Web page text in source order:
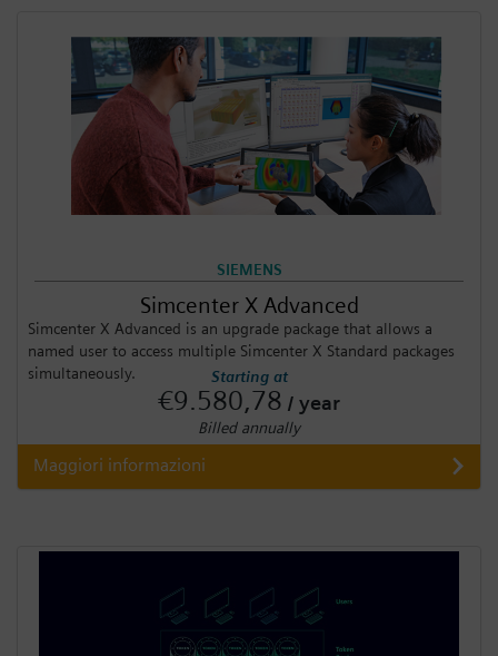
SIEMENS
Simcenter X Advanced
Simcenter X Advanced is an upgrade package that allows a
named user to access multiple Simcenter X Standard packages
simultaneously.
Starting at
€9.580,78 / year
Billed annually
Maggiori informazioni